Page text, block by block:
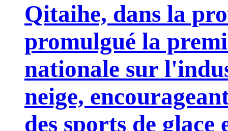
Qitaihe, dans la
promulgué la
nationale sur
neige,
des sports de glace